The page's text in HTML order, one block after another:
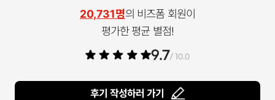
20,731명의 비즈폼 회원이
평가한 평균 별점!
9.7/ 10.0
후기 작성하러 가기